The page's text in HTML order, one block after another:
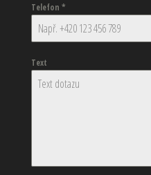
Telefon *
Text